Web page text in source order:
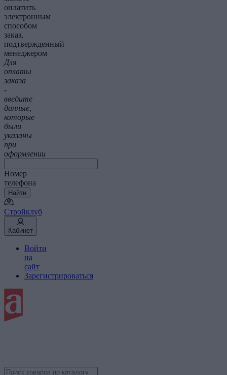
оплатить
электронным
способом
заказ,
подтвержденный
менеджером
Для
оплаты
заказа
-
введите
данные,
которые
были
указаны
при
оформлении
Номер
телефона
Найти
Стройклуб
Кабинет
Войти
на
сайт
Зарегистрироваться